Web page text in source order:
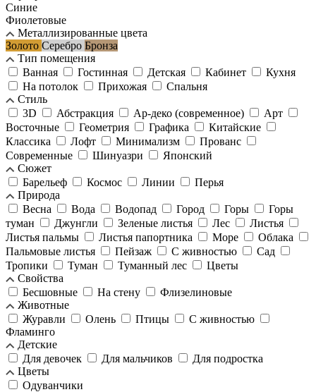
Синие
Фиолетовые
Металлизированные цвета
Золото Серебро Бронза
Тип помещения
Ванная
Гостинная Детская Кабинет
Кухня
На потолок
Прихожая
Спальня
Стиль
3D
Абстракция Ар-деко (современное)
Арт
Восточные
Геометрия Графика
Китайские
Классика
Лофт Минимализм
Прованс
Современные
Шинуазри
Японский
Сюжет
Барельеф
Космос Линии
Перья
Природа
Весна
Вода Водопад Город Горы
Горы
туман
Джунгли Зеленые листья Лес
Листья
Листья пальмы
Листья папортника Море
Облака
Пальмовые листья
Пейзаж С живностью
Сад
Тропики
Туман Туманный лес
Цветы
Свойства
Бесшовные
На стену
Флизелиновые
Животные
Журавли
Олень Птицы
С живностью
Фламинго
Детские
Для девочек
Для мальчиков
Для подростка
Цветы
Одуванчики